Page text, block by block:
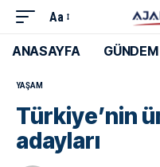
Aa
ANASAYFA GÜNDEM
YAŞAM
Türkiye’nin
adayları